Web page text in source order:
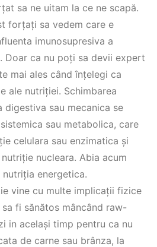
sa ne uitam la ce ne scapă.
forțați sa vedem care e
imunosupresiva a
Doar ca nu poți sa devii expert
mai ales când înțelegi ca
ale nutriției. Schimbarea
digestiva sau mecanica se
sau metabolica, care
celulara sau enzimatica și
nucleara. Abia acum
energetica.
vine cu multe implicații fizice
fi sănătos mâncând raw-
in același timp pentru ca nu
de carne sau brânza, la